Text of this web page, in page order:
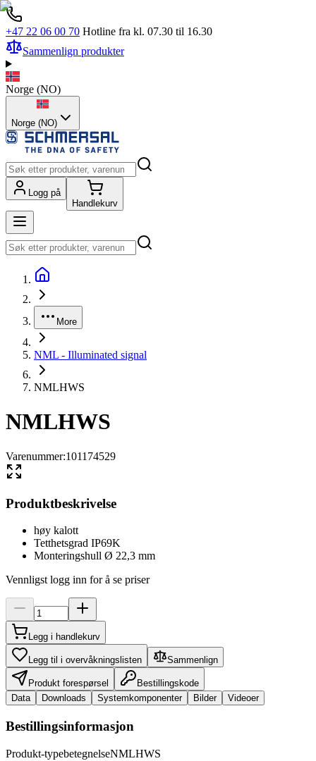
+47 22 06 00 70 Hotline fra kl. 07.30 til 16.30
Sammenlign produkter
Norge (NO)
Norge (NO)
Logg på
Handlekurv
More
NML - Illuminated signal
NMLHWS
NMLHWS
Varenummer:101174529
Produktbeskrivelse
høy kalott
Tetthetsgrad IP69K
Monteringshull Ø 22,3 mm
Vennligst logg inn for å se priser
Legg i handlekurv
Legg til i overvåkningslisten Sammenlign
Produkt forespørsel
Bestillingskode
Data
Downloads Systemkomponenter Bilder Videoer
Bestillingsinformasjon
Produkt-typebetegnelseNMLHWS